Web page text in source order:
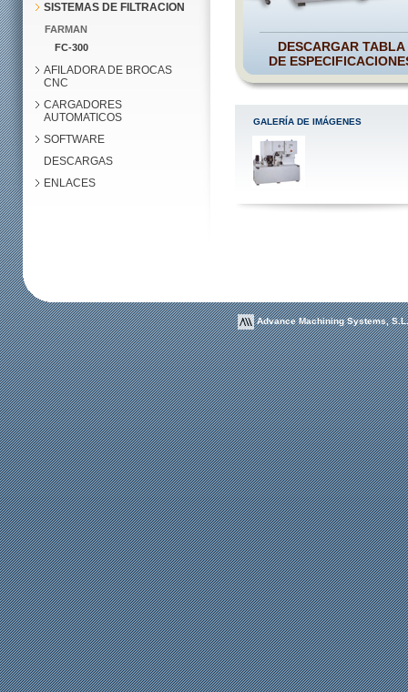
SISTEMAS DE FILTRACION
FARMAN
FC-300
AFILADORA DE BROCAS
CNC
CARGADORES
AUTOMATICOS
SOFTWARE
DESCARGAS
ENLACES
DESCARGAR TABLA
DE
GALERÍA DE IMÁGENES
Advance Machining Systems,